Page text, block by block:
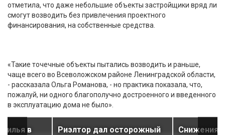
отметила, что даже небольшие объекты застройщики вряд ли
смогут возводить без привлечения проектного
финансирования, на собственные средства.
«Такие точечные объекты пытались возводить и раньше,
чаще всего во Всеволожском районе Ленинградской области,
- рассказала Ольга Романова, - но практика показала, что,
пожалуй, ни одного благополучно достроенного и введенного
в эксплуатацию дома не было».
в
Риэлтор дал осторожный
Снижения